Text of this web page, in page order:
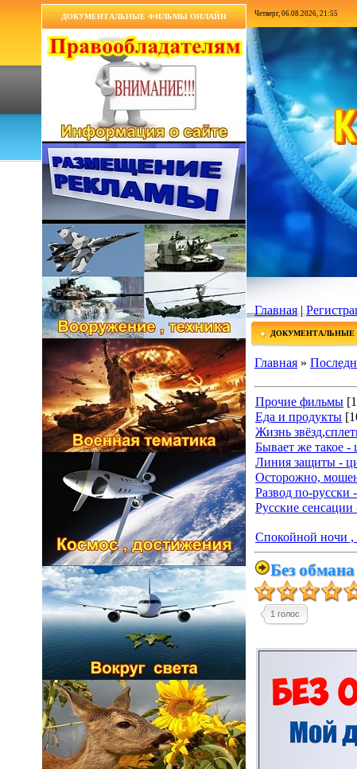
ДОКУМЕНТАЛЬНЫЕ ФИЛЬМЫ ОНЛАЙН Четверг, 06.08.2026, 21:55
Главная|
Главная »
Прочие фильмы
Еда и продукты
Жизнь
Бывает же такое -
Линия защиты -
Осторожно,
Развод по-русски
Русские
Спокойной ночи ,
Без
1 голос